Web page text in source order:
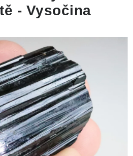
ochrany osobních údajů
- Vysočina